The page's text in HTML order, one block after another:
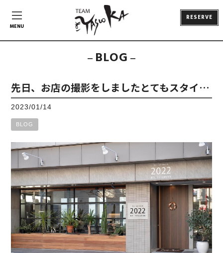
MENU
RESERVE
BLOG
先日、お店の撮影をしましたとてもスタイ…
2023/01/14
BLOG